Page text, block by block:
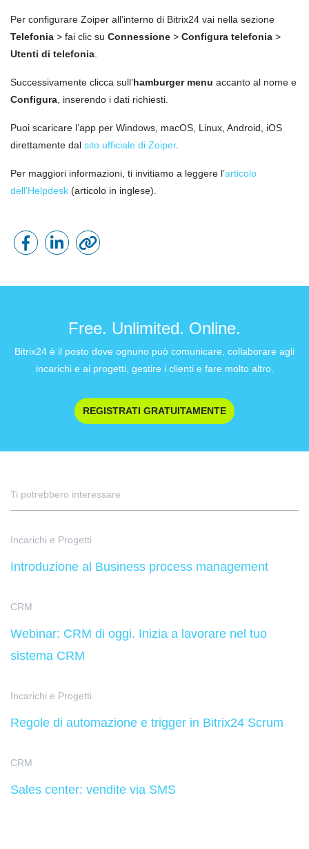
Per configurare Zoiper all’interno di Bitrix24 vai nella sezione
Telefonia > fai clic su Connessione > Configura telefonia >
Utenti di telefonia.
Successivamente clicca sull’hamburger menu accanto al nome e
Configura, inserendo i dati richiesti.
Puoi scaricare l’app per Windows, macOS, Linux, Android, iOS
direttamente dal sito ufficiale di Zoiper.
Per maggiori informazioni, ti invitiamo a leggere l’articolo
dell’Helpdesk (articolo in inglese).
Free. Unlimited. Online.
Bitrix24 è il posto dove ognuno può comunicare, collaborare agli
incarichi e ai progetti, gestire i clienti e fare molto altro.
REGISTRATI GRATUITAMENTE
Ti potrebbero interessare
Incarichi e Progetti
Introduzione al Business process management
CRM
Webinar: CRM di oggi. Inizia a lavorare nel tuo
sistema CRM
Incarichi e Progetti
Regole di automazione e trigger in Bitrix24 Scrum
CRM
Sales center: vendite via SMS